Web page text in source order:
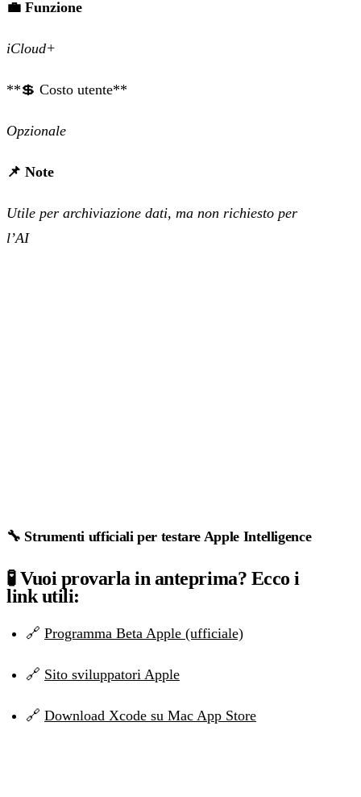
💼 Funzione
iCloud+
‍**💲 Costo utente**
Opzionale
📌 Note
Utile per archiviazione dati, ma non richiesto per
l’AI
🔧 Strumenti ufficiali per testare Apple Intelligence
🧪 Vuoi provarla in anteprima? Ecco i
link utili:
🔗 Programma Beta Apple (ufficiale)
🔗 Sito sviluppatori Apple
🔗 Download Xcode su Mac App Store